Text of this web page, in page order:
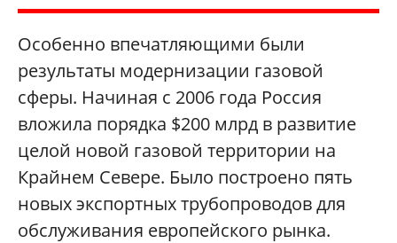
Особенно впечатляющими были
результаты модернизации газовой
сферы. Начиная с 2006 года Россия
вложила порядка $200 млрд в развитие
целой новой газовой территории на
Крайнем Севере. Было построено пять
новых экспортных трубопроводов для
обслуживания европейского рынка.